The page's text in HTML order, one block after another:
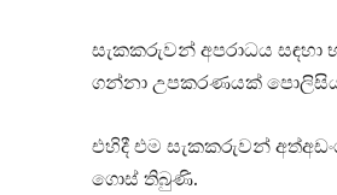
සැකකරුවන් අපරාධය සඳහා
ගන්නා උපකරණයක්
එහිදී එම සැකකරුවන්
ගොස් තිබුණි.